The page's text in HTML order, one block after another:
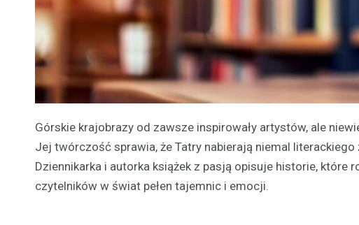
Górskie krajobrazy od zawsze inspirowały artystów, ale
Jej twórczość sprawia, że Tatry nabierają niemal
Dziennikarka i autorka książek z pasją opisuje historie,
czytelników w świat pełen tajemnic i emocji.